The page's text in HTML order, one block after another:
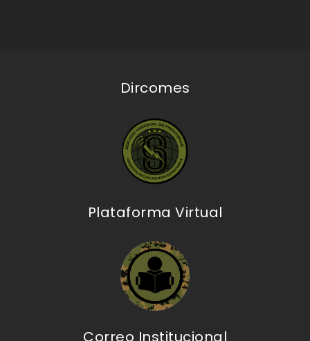
Dircomes
Plataforma Virtual
Correo Institucional